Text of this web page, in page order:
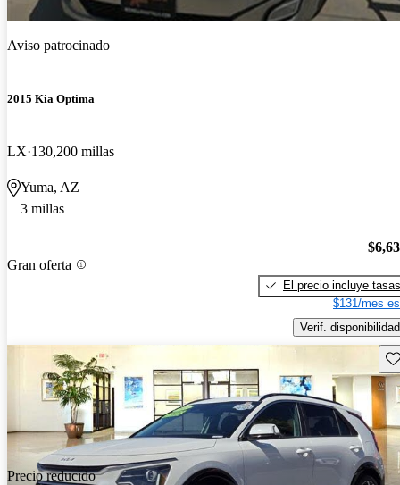
Aviso patrocinado
2015 Kia Optima
LX 130,200 millas
Yuma, AZ
3 millas
Gran oferta
El precio incluye tasas
$131/mes
Verif. disponibilidad
Precio reducido